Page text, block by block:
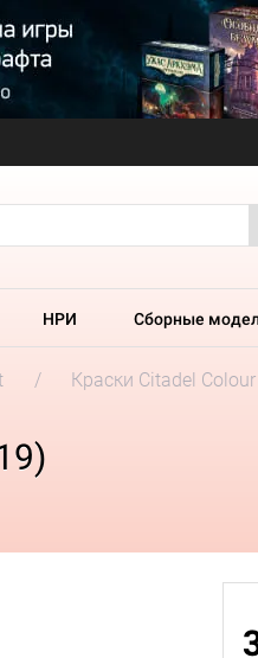
НРИ Сборные
Краски Citadel Colour